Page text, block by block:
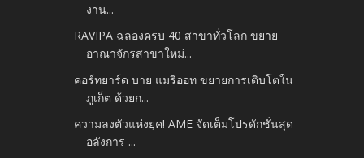
งาน...
RAVIPA ฉลองครบ 40 สาขาทั่วโลก ขยาย
อาณาจักรสาขาใหม่...
คอร์ทยาร์ด บาย แมริออท ขยายการเติบโตใน
ภูเก็ต ด้วยก...
ความลงตัวแห่งยุค! AME จัดเต็มโปรดักชั่นสุด
อลังการ ...